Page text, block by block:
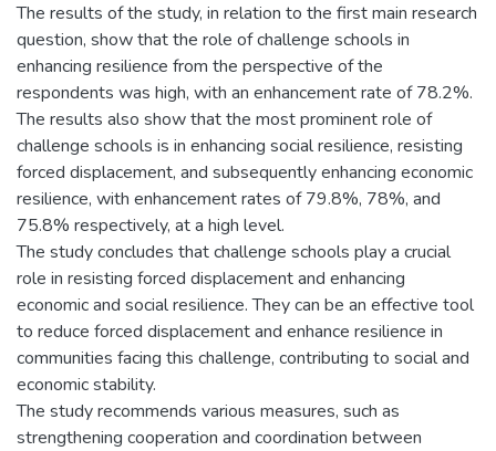
The results of the study, in relation to the first main research
question, show that the role of challenge schools in
enhancing resilience from the perspective of the
respondents was high, with an enhancement rate of 78.2%.
The results also show that the most prominent role of
challenge schools is in enhancing social resilience, resisting
forced displacement, and subsequently enhancing economic
resilience, with enhancement rates of 79.8%, 78%, and
75.8% respectively, at a high level.
The study concludes that challenge schools play a crucial
role in resisting forced displacement and enhancing
economic and social resilience. They can be an effective tool
to reduce forced displacement and enhance resilience in
communities facing this challenge, contributing to social and
economic stability.
The study recommends various measures, such as
strengthening cooperation and coordination between